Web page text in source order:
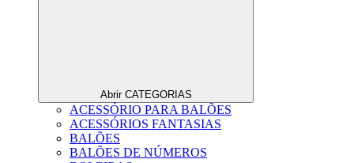
Abrir CATEGORIAS
ACESSÓRIO PARA BALÕES
ACESSÓRIOS FANTASIAS
BALÕES
BALÕES DE NÚMEROS